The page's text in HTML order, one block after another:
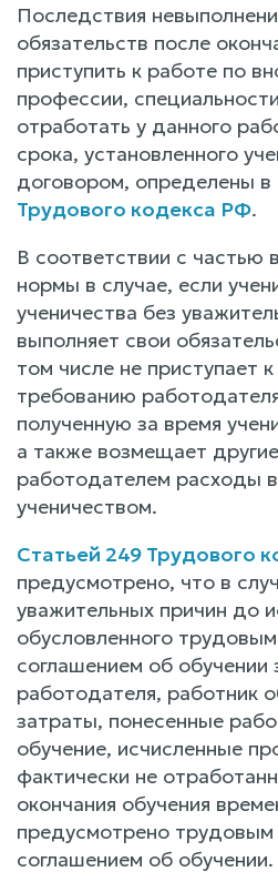
Последствия
обязательств после
приступить к работе по
профессии,
отработать у данного
срока, установленного
договором, определены в
Трудового кодекса РФ.
В соответствии с частью
нормы в случае, если
ученичества без
выполняет свои
том числе не приступает
требованию
полученную за время
а также возмещает
работодателем расходы в
ученичеством.
Статьей 249 Трудового
предусмотрено, что в
уважительных причин до
обусловленного
соглашением об обучении
работодателя, работник
затраты, понесенные
обучение, исчисленные
фактически не
окончания обучения
предусмотрено
соглашением об обучении.